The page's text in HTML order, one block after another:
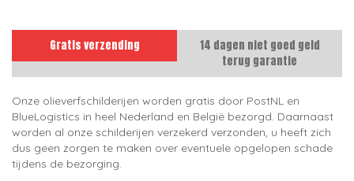
Gratis verzending
14 dagen niet goed geld
terug garantie
Onze olieverfschilderijen worden gratis door PostNL en
BlueLogistics in heel Nederland en België bezorgd. Daarnaast
worden al onze schilderijen verzekerd verzonden, u heeft zich
dus geen zorgen te maken over eventuele opgelopen schade
tijdens de bezorging.